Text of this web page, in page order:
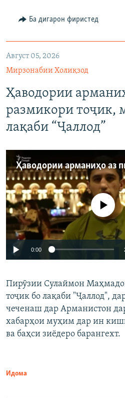
Ба дигарон фиристед
Август 05, 2026
Мирзонабии Холиқзод
Ҳаводории
размикори тоҷик,
лақаби “Ҷаллод”
Auto 240p
720p
Феълан кор
0:00
Пирӯзии Сулаймон
тоҷик бо лақаби "Ҷаллод",
чеченаш дар Арманистон
хабарҳои муҳим дар ин
ва баҳси зиёдеро барангехт.
Идома